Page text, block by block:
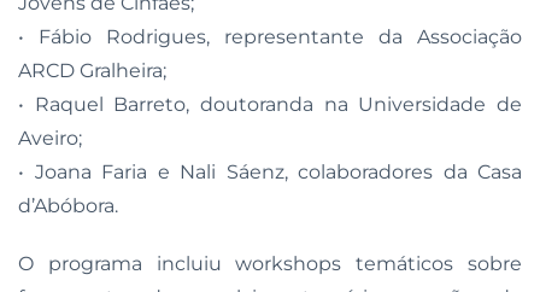
• Fábio Rodrigues, representante da Associação
ARCD Gralheira;
• Raquel Barreto, doutoranda na Universidade de
Aveiro;
• Joana Faria e Nali Sáenz, colaboradores da Casa
d’Abóbora.
O programa incluiu workshops temáticos sobre